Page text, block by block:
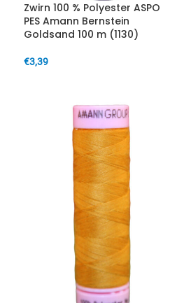
Zwirn 100 % Polyester ASPO
PES Amann Bernstein
Goldsand 100 m (1130)
€3,39